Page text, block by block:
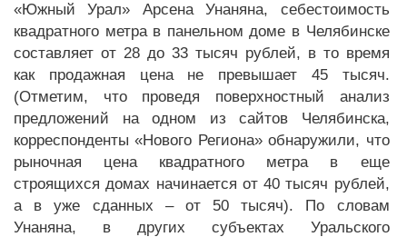
«Южный Урал» Арсена Унаняна, себестоимость
квадратного метра в панельном доме в Челябинске
составляет от 28 до 33 тысяч рублей, в то время
как продажная цена не превышает 45 тысяч.
(Отметим, что проведя поверхностный анализ
предложений на одном из сайтов Челябинска,
корреспонденты «Нового Региона» обнаружили, что
рыночная цена квадратного метра в еще
строящихся домах начинается от 40 тысяч рублей,
а в уже сданных – от 50 тысяч). По словам
Унаняна, в других субъектах Уральского